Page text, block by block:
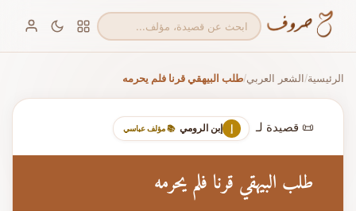
الرئيسية/الشعر العربي/طلب البيهقي قرنا فلم يحرمه
📜 قصيدة لـ إ إبن الرومي 📚 مؤلف عباسي
طلب البيهقي قرنا فلم يحرمه